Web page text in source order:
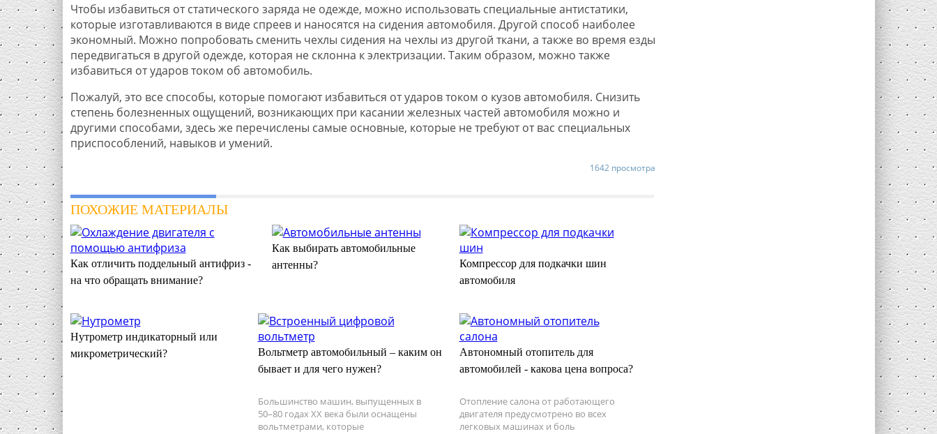
Чтобы избавиться от статического заряда не одежде, можно использовать специальные антистатики,
которые изготавливаются в виде спреев и наносятся на сидения автомобиля. Другой способ наиболее
экономный. Можно попробовать сменить чехлы сидения на чехлы из другой ткани, а также во время езды
передвигаться в другой одежде, которая не склонна к электризации. Таким образом, можно также
избавиться от ударов током об автомобиль.
Пожалуй, это все способы, которые помогают избавиться от ударов током о кузов автомобиля. Снизить
степень болезненных ощущений, возникающих при касании железных частей автомобиля можно и
другими способами, здесь же перечислены самые основные, которые не требуют от вас специальных
приспособлений, навыков и умений.
1642 просмотра
ПОХОЖИЕ МАТЕРИАЛЫ
Как отличить поддельный антифриз -
на что обращать внимание?
Как выбирать автомобильные
антенны?
Компрессор для подкачки шин
автомобиля
Нутрометр индикаторный или
микрометрический?
Вольтметр автомобильный – каким он
бывает и для чего нужен?
Большинство машин, выпущенных в
50–80 годах XX века были оснащены
вольтметрами, которые
Автономный отопитель для
автомобилей - какова цена вопроса?
Отопление салона от работающего
двигателя предусмотрено во всех
легковых машинах и боль